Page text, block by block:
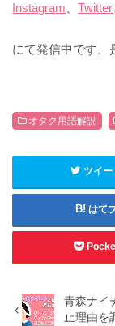
Instagram 、Twitter
にて発信中です
オタク用語解説
ツイー
はて
青森ナイ
止理由を